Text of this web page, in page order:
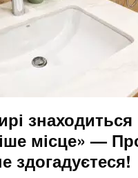
знаходиться
місце» —
здогадуєтеся!